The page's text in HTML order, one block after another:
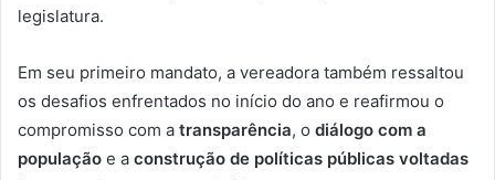
legislatura.
Em seu primeiro mandato, a vereadora também ressaltou
os desafios enfrentados no início do ano e reafirmou o
compromisso com a transparência, o diálogo com a
população e a construção de políticas públicas voltadas